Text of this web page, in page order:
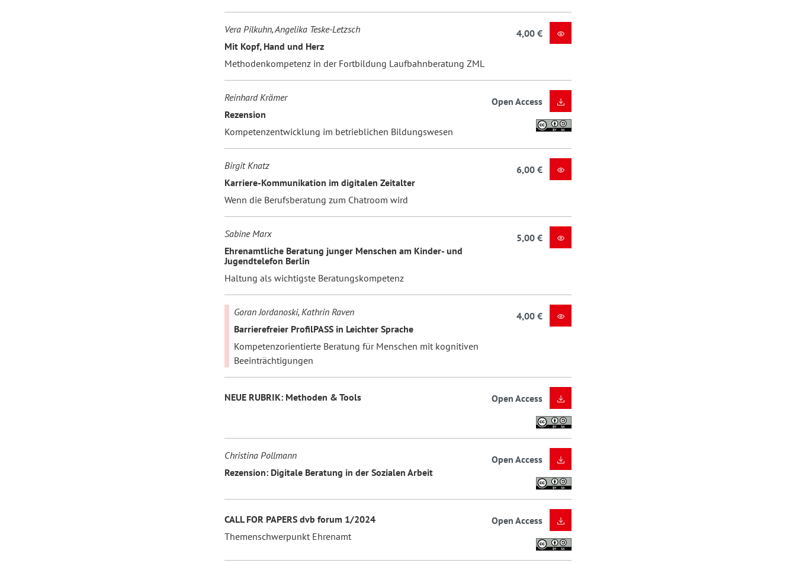
Vera Pilkuhn, Angelika Teske-Letzsch
Mit Kopf, Hand und Herz
Methodenkompetenz in der Fortbildung Laufbahnberatung ZML
4,00 €
Reinhard Krämer
Rezension
Kompetenzentwicklung im betrieblichen Bildungswesen
Open Access
Birgit Knatz
Karriere-Kommunikation im digitalen Zeitalter
Wenn die Berufsberatung zum Chatroom wird
6,00 €
Sabine Marx
Ehrenamtliche Beratung junger Menschen am Kinder- und
Jugendtelefon Berlin
Haltung als wichtigste Beratungskompetenz
5,00 €
Goran Jordanoski, Kathrin Raven
Barrierefreier ProfilPASS in Leichter Sprache
Kompetenzorientierte Beratung für Menschen mit kognitiven
Beeinträchtigungen
4,00 €
NEUE RUBRIK: Methoden & Tools Open Access
Christina Pollmann
Rezension: Digitale Beratung in der Sozialen Arbeit
Open Access
CALL FOR PAPERS dvb forum 1/2024
Themenschwerpunkt Ehrenamt
Open Access